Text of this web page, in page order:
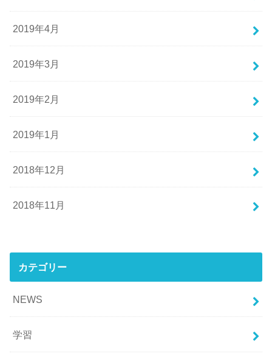
2019年4月
2019年3月
2019年2月
2019年1月
2018年12月
2018年11月
カテゴリー
NEWS
学習